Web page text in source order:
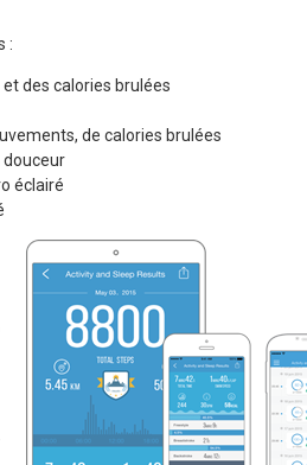
:
des calories brulées
de calories brulées
douceur
éclairé